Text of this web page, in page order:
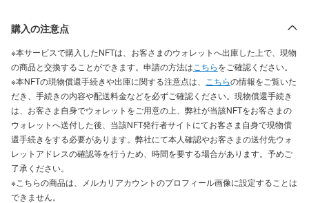
購入の注意点
※本サービスで購入したNFTは、お客さまのウォレットへ出庫した上で、現物
の商品と交換することができます。申請の方法は こちらをご確認ください。
※本NFTの現物償還手続きや出庫に関する注意点は、
こちらの情報をご覧いた
だき、手続きの内容や配送料金などを必ずご確認ください。現物償還手続き
は、お客さま自身でウォレットをご用意の上、弊社が当該NFTをお客さまの
ウォレットへ送付した後、当該NFT発行者サイトにてお客さま自身で現物償
還手続きをする必要があります。弊社にて本人確認やお客さまの送付先ウォ
レットアドレスの確認等を行うため、時間を要する場合があります。予めご
了承ください。
※こちらの商品は、メルカリアカウントのプロフィール画像に設定することは
できません。